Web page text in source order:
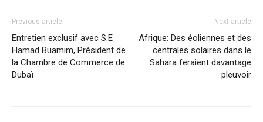
Previous article
Entretien exclusif avec S.E
Hamad Buamim, Président de
la Chambre de Commerce de
Dubaï
Next article
Afrique: Des éoliennes et des
centrales solaires dans le
Sahara feraient davantage
pleuvoir